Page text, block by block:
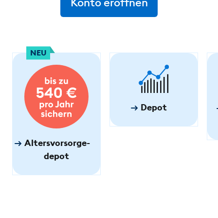
NEU
Altersvorsorge­
depot
Depot